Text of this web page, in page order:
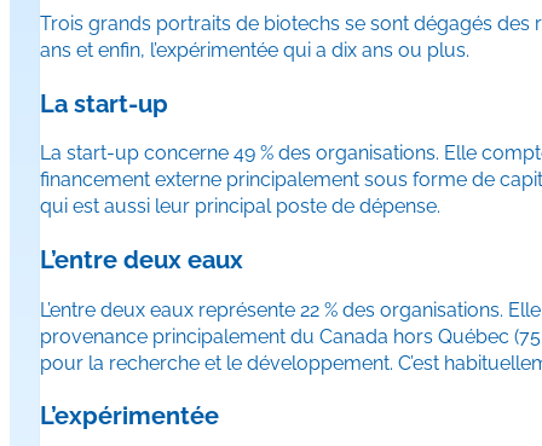
Trois grands portraits de biotechs se sont dégagés des
ans et enfin, l’expérimentée qui a dix ans ou plus.
La start-up
La start-up concerne 49 % des organisations. Elle
financement externe principalement sous forme de
qui est aussi leur principal poste de dépense.
L’entre deux eaux
L’entre deux eaux représente 22 % des organisations.
provenance principalement du Canada hors Québec
pour la recherche et le développement. C’est
L’expérimentée